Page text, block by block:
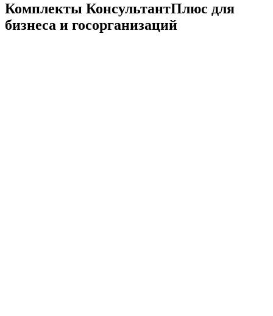
Комплекты КонсультантПлюс для
бизнеса и госорганизаций